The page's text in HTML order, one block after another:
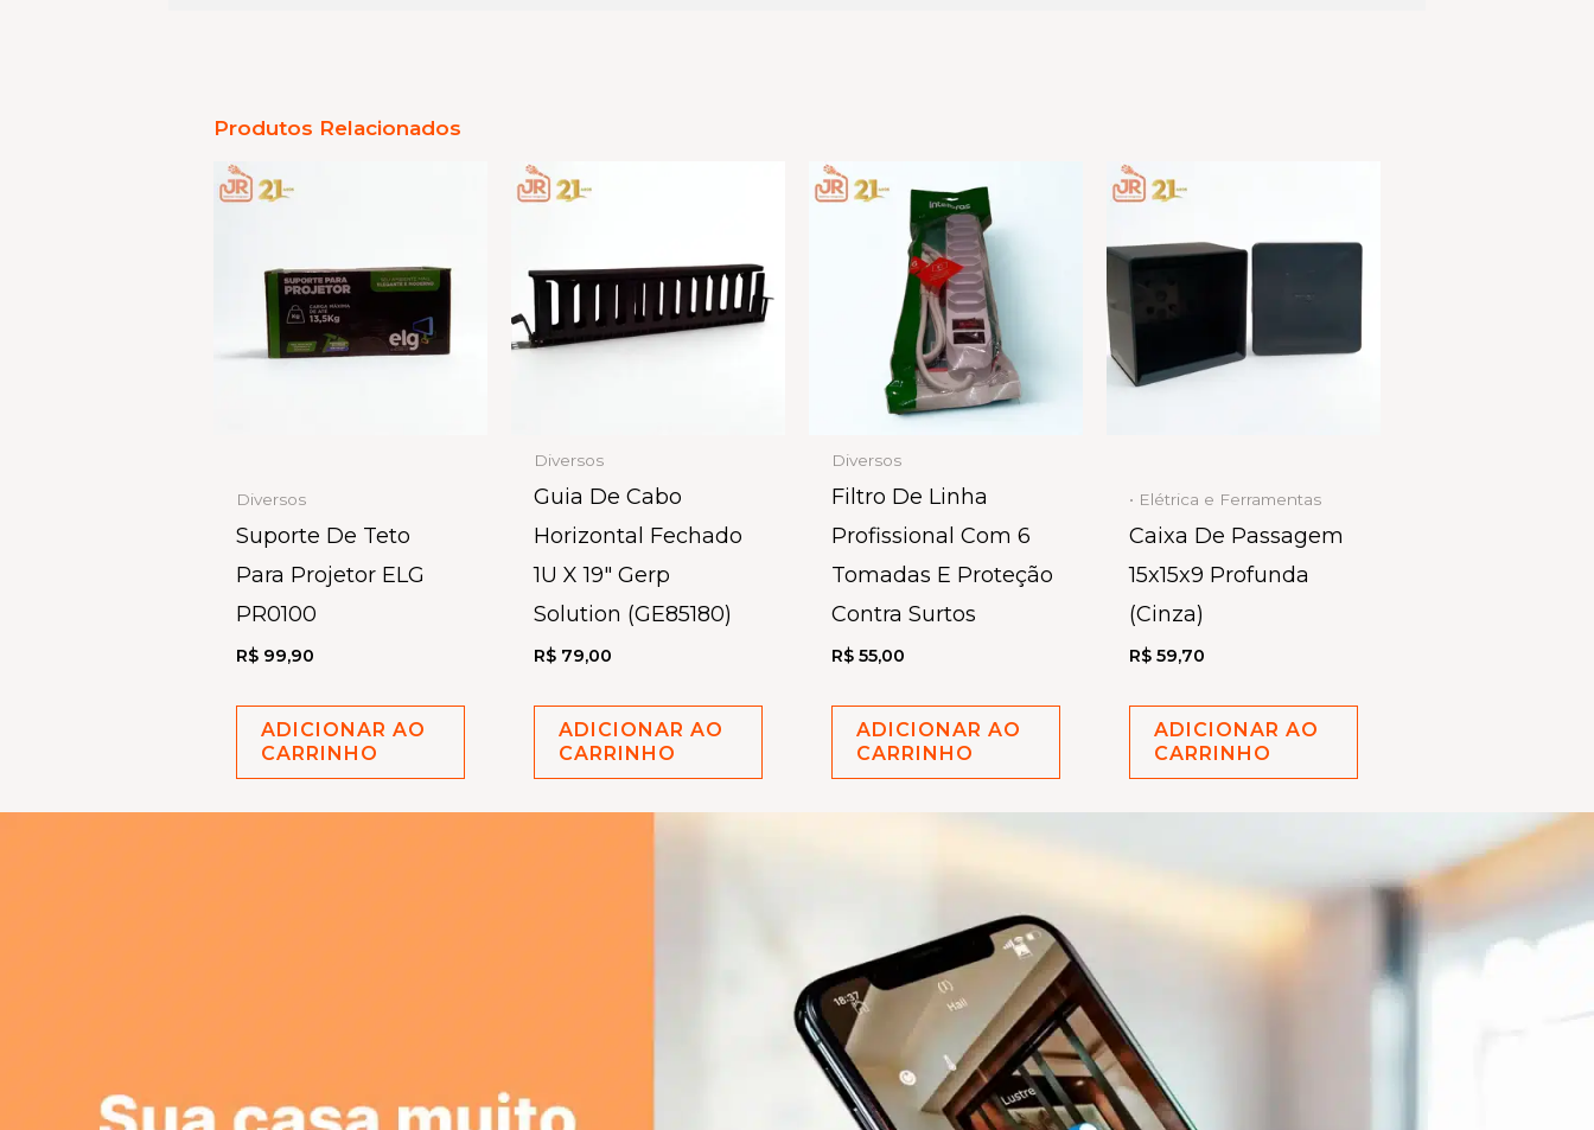
Produtos Relacionados
Diversos
Suporte De Teto
Para Projetor ELG
PR0100
R$ 99,90
ADICIONAR AO
CARRINHO
Diversos
Guia De Cabo
Horizontal Fechado
1U X 19″ Gerp
Solution (GE85180)
R$ 79,00
ADICIONAR AO
CARRINHO
Diversos
Filtro De Linha
Profissional Com 6
Tomadas E Proteção
Contra Surtos
R$ 55,00
ADICIONAR AO
CARRINHO
• Elétrica e Ferramentas
Caixa De Passagem
15x15x9 Profunda
(Cinza)
R$ 59,70
ADICIONAR AO
CARRINHO